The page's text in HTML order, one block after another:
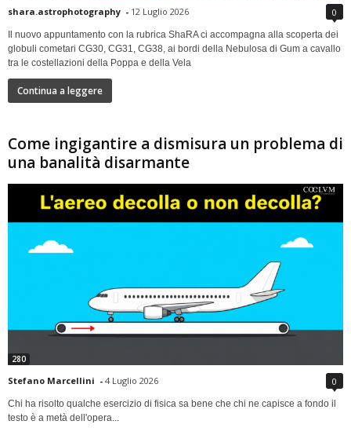
shara.astrophotography - 12 Luglio 2026 0
Il nuovo appuntamento con la rubrica ShaRA ci accompagna alla scoperta dei
globuli cometari CG30, CG31, CG38, ai bordi della Nebulosa di Gum a cavallo
tra le costellazioni della Poppa e della Vela
Continua a leggere
Come ingigantire a dismisura un problema di
una banalità disarmante
280
Stefano Marcellini - 4 Luglio 2026 0
Chi ha risolto qualche esercizio di fisica sa bene che chi ne capisce a fondo il
testo è a metà dell'opera...